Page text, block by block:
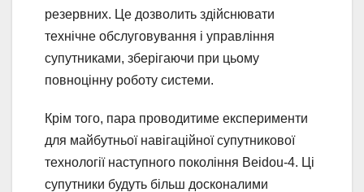
резервних. Це дозволить здійснювати
технічне обслуговування і управління
супутниками, зберігаючи при цьому
повноцінну роботу системи.
Крім того, пара проводитиме експерименти
для майбутньої навігаційної супутникової
технології наступного покоління Beidou-4. Ці
супутники будуть більш досконалими